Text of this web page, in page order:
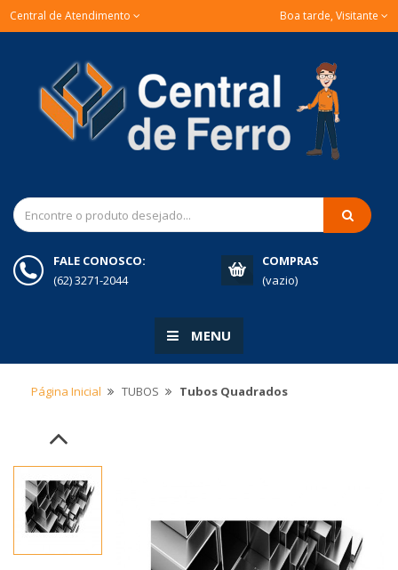
Central de Atendimento Boa tarde, Visitante
FALE CONOSCO:
(62) 3271-2044
COMPRAS
(vazio)
MENU
Página Inicial TUBOS Tubos Quadrados